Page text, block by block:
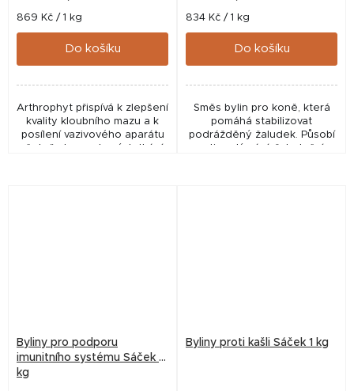
Měrná
cena:
869 Kč / 1 kg
Do košíku
Arthrophyt přispívá k zlepšení
kvality kloubního mazu a k
posílení vazivového aparátu
Měrná
cena:
834 Kč / 1 kg
Do košíku
Směs bylin pro koně, která
pomáhá stabilizovat
podrážděný žaludek. Působí
Byliny pro podporu
imunitního systému Sáček 1
kg
Byliny proti kašli Sáček 1 kg